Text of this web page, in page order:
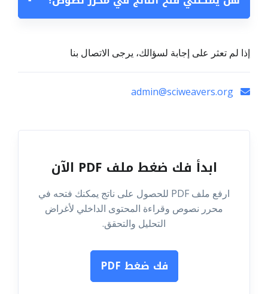
إذا لم تعثر على إجابة لسؤالك، يرجى الاتصال بنا
ابدأ فك ضغط ملف PDF الآن
ارفع ملف PDF للحصول على ناتج يمكنك فتحه في
محرر نصوص وقراءة المحتوى الداخلي لأغراض
التحليل والتحقق.
فك ضغط PDF